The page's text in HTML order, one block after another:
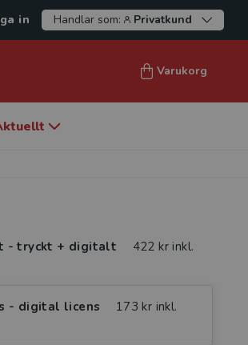
in Handlar som: Privatkund
Varukorg
- tryckt + digitalt
422 kr inkl.
- digital licens
173 kr inkl.